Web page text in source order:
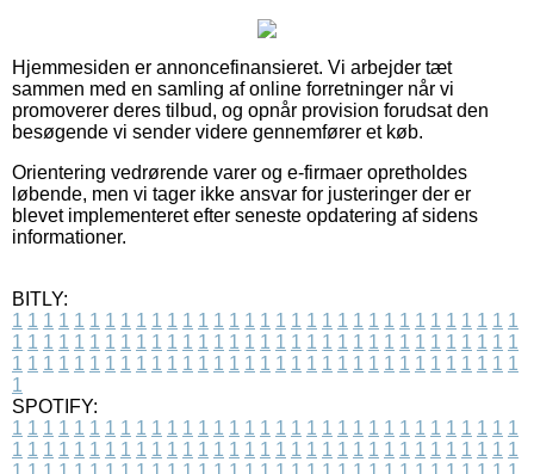
Hjemmesiden er annoncefinansieret. Vi arbejder tæt
sammen med en samling af online forretninger når vi
promoverer deres tilbud, og opnår provision forudsat den
besøgende vi sender videre gennemfører et køb.
Orientering vedrørende varer og e-firmaer opretholdes
løbende, men vi tager ikke ansvar for justeringer der er
blevet implementeret efter seneste opdatering af sidens
informationer.
BITLY:
1 1 1 1 1 1 1 1 1 1 1 1 1 1 1 1 1 1 1 1 1 1 1 1 1 1 1 1 1 1 1 1 1
1 1 1 1 1 1 1 1 1 1 1 1 1 1 1 1 1 1 1 1 1 1 1 1 1 1 1 1 1 1 1 1 1
1 1 1 1 1 1 1 1 1 1 1 1 1 1 1 1 1 1 1 1 1 1 1 1 1 1 1 1 1 1 1 1 1
1
SPOTIFY:
1 1 1 1 1 1 1 1 1 1 1 1 1 1 1 1 1 1 1 1 1 1 1 1 1 1 1 1 1 1 1 1 1
1 1 1 1 1 1 1 1 1 1 1 1 1 1 1 1 1 1 1 1 1 1 1 1 1 1 1 1 1 1 1 1 1